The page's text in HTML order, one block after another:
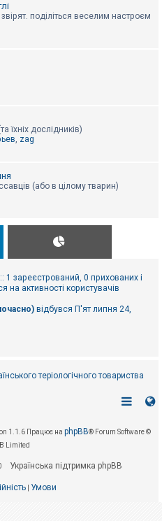
поділіться веселим настроєм
їхніх дослідників)
, zag
(або в цілому тварин)
1 зареєстрований, 0 прихованих і
на активності користувачів
відбувся П'ят липня 24,
теріологічного товариства
1.1.6 Працює на phpBB® Forum Software ©
Limited
Українська підтримка phpBB
| Умови